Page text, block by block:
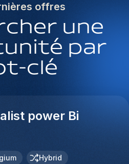
offres
une
par
clé
power Bi
Hybrid